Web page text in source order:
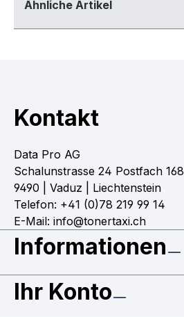
Ähnliche Artikel
Kontakt
Data Pro AG
Schalunstrasse 24 Postfach 168
9490 | Vaduz | Liechtenstein
Telefon: +41 (0)78 219 99 14
E-Mail: info@tonertaxi.ch
Informationen
Ihr Konto